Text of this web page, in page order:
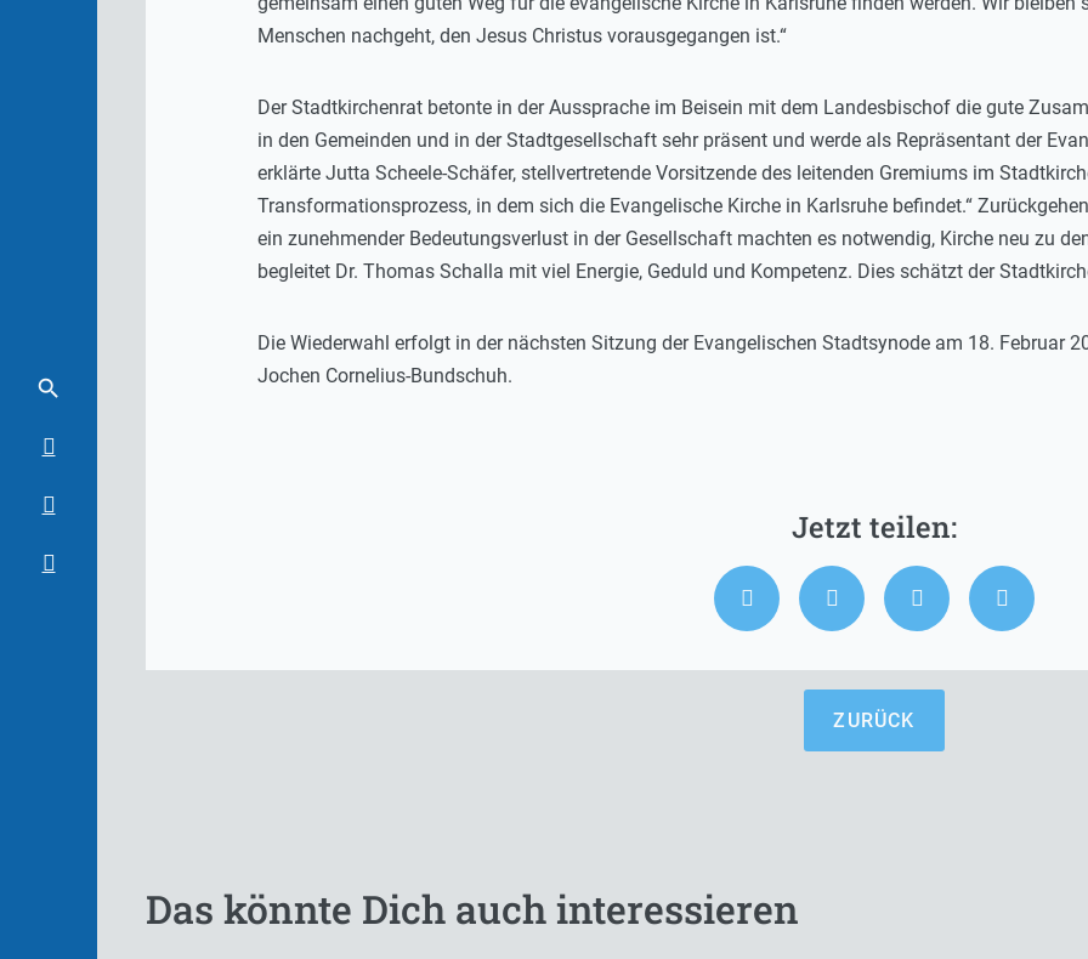
Menschen nachgeht, den Jesus Christus vorausgegangen ist.“
Der Stadtkirchenrat betonte in der Aussprache im Beisein mit dem Landesbischof die gute
in den Gemeinden und in der Stadtgesellschaft sehr präsent und werde als Repräsentant der
erklärte Jutta Scheele-Schäfer, stellvertretende Vorsitzende des leitenden Gremiums im
Transformationsprozess, in dem sich die Evangelische Kirche in Karlsruhe befindet.“
ein zunehmender Bedeutungsverlust in der Gesellschaft machten es notwendig, Kirche neu zu
begleitet Dr. Thomas Schalla mit viel Energie, Geduld und Kompetenz. Dies schätzt der
Die Wiederwahl erfolgt in der nächsten Sitzung der Evangelischen Stadtsynode am 18. Februar
Jochen Cornelius-Bundschuh.
ZURÜCK
Das könnte Dich auch interessieren